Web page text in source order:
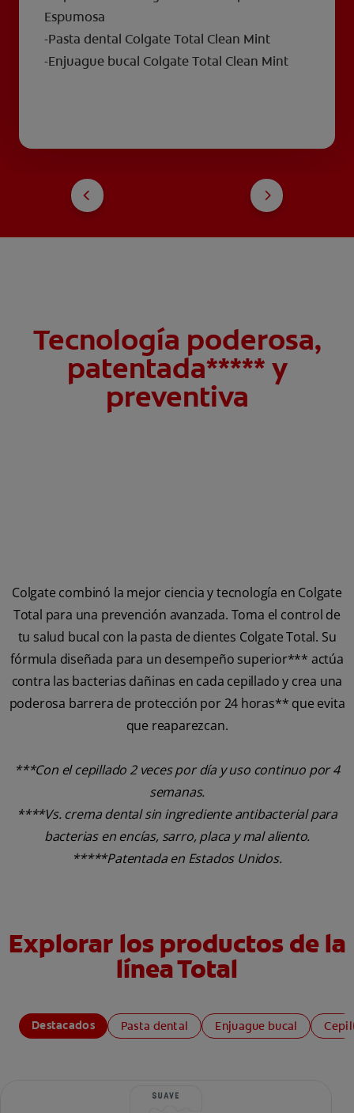
Espumosa
-Pasta dental Colgate Total Clean Mint
-Enjuague bucal Colgate Total Clean Mint
Tecnología poderosa,
patentada***** y
preventiva
Colgate combinó la mejor ciencia y tecnología en Colgate
Total para una prevención avanzada. Toma el control de
tu salud bucal con la pasta de dientes Colgate Total. Su
fórmula diseñada para un desempeño superior*** actúa
contra las bacterias dañinas en cada cepillado y crea una
poderosa barrera de protección por 24 horas** que evita
que reaparezcan.
***Con el cepillado 2 veces por día y uso continuo por 4
semanas.
****Vs. crema dental sin ingrediente antibacterial para
bacterias en encías, sarro, placa y mal aliento.
*****Patentada en Estados Unidos.
Explorar los productos de la
línea Total
Destacados Pasta dental Enjuague bucal